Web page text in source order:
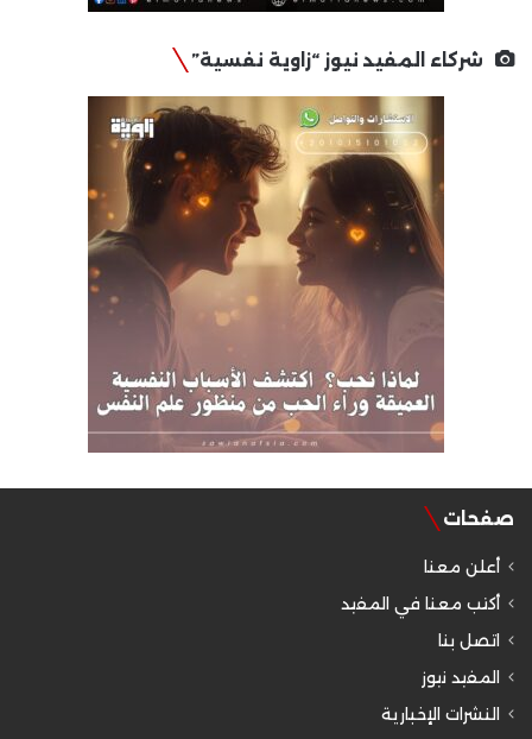
شركاء المفيد نيوز “زاوية نفسية”
صفحات
أعلن معنا
أكتب معنا في المفيد
اتصل بنا
المفيد نيوز
النشرات الإخبارية